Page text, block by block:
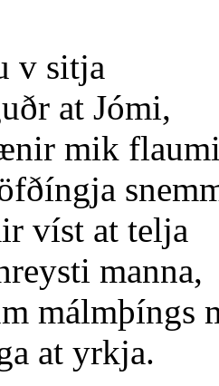
v sitja
at Jómi,
mik
víst at telja
manna,
málmþíngs
at yrkja.